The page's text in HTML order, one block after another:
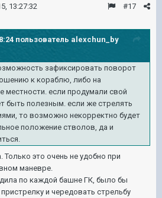
#17
13:27:32
пользователь alexchun_by
зафиксировать поворот
к кораблю, либо на
местности. если продумали свой
быть полезным. если же стрелять
то возможно некорректно будет
положение стволов, да и
это очень не удобно при
маневре.
по каждой башне ГК, было бы
и чередовать стрельбу